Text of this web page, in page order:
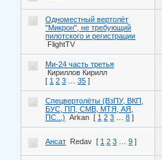
Одноместный вертолёт
"Микрон", не требующий
пилотского и регистрации
FlightTV
Ми-24 часть третья
Кириллов Кирилл
[ 1 2 3 35 ]
Спецвертолёты (ВзПУ, ВКП,
БУС, ПП, СМВ, МТЯ, АЯ,
ПС...)
Arkan [ 1 2 3 8 ]
Ансат Redav [ 1 2 3 9 ]